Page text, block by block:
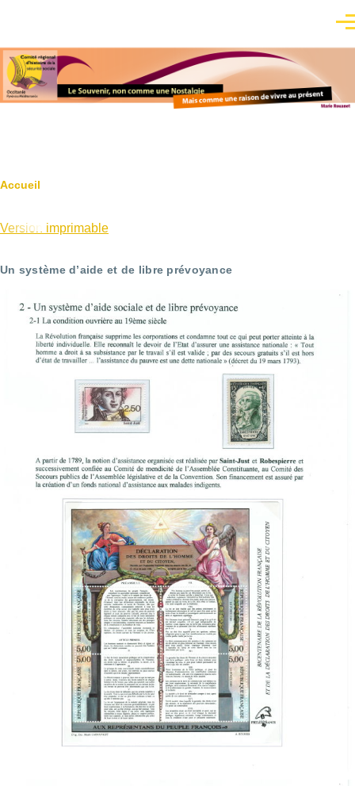
Fil
d'Ariane
Accueil
Version imprimable
Un système d’aide et de libre prévoyance